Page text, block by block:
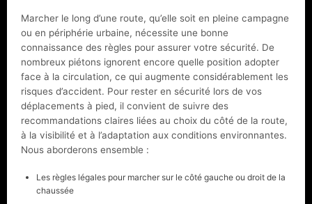
Marcher le long d’une route, qu’elle soit en pleine campagne
ou en périphérie urbaine, nécessite une bonne
connaissance des règles pour assurer votre sécurité. De
nombreux piétons ignorent encore quelle position adopter
face à la circulation, ce qui augmente considérablement les
risques d’accident. Pour rester en sécurité lors de vos
déplacements à pied, il convient de suivre des
recommandations claires liées au choix du côté de la route,
à la visibilité et à l’adaptation aux conditions environnantes.
Nous aborderons ensemble :
Les règles légales pour marcher sur le côté gauche ou droit de la
chaussée